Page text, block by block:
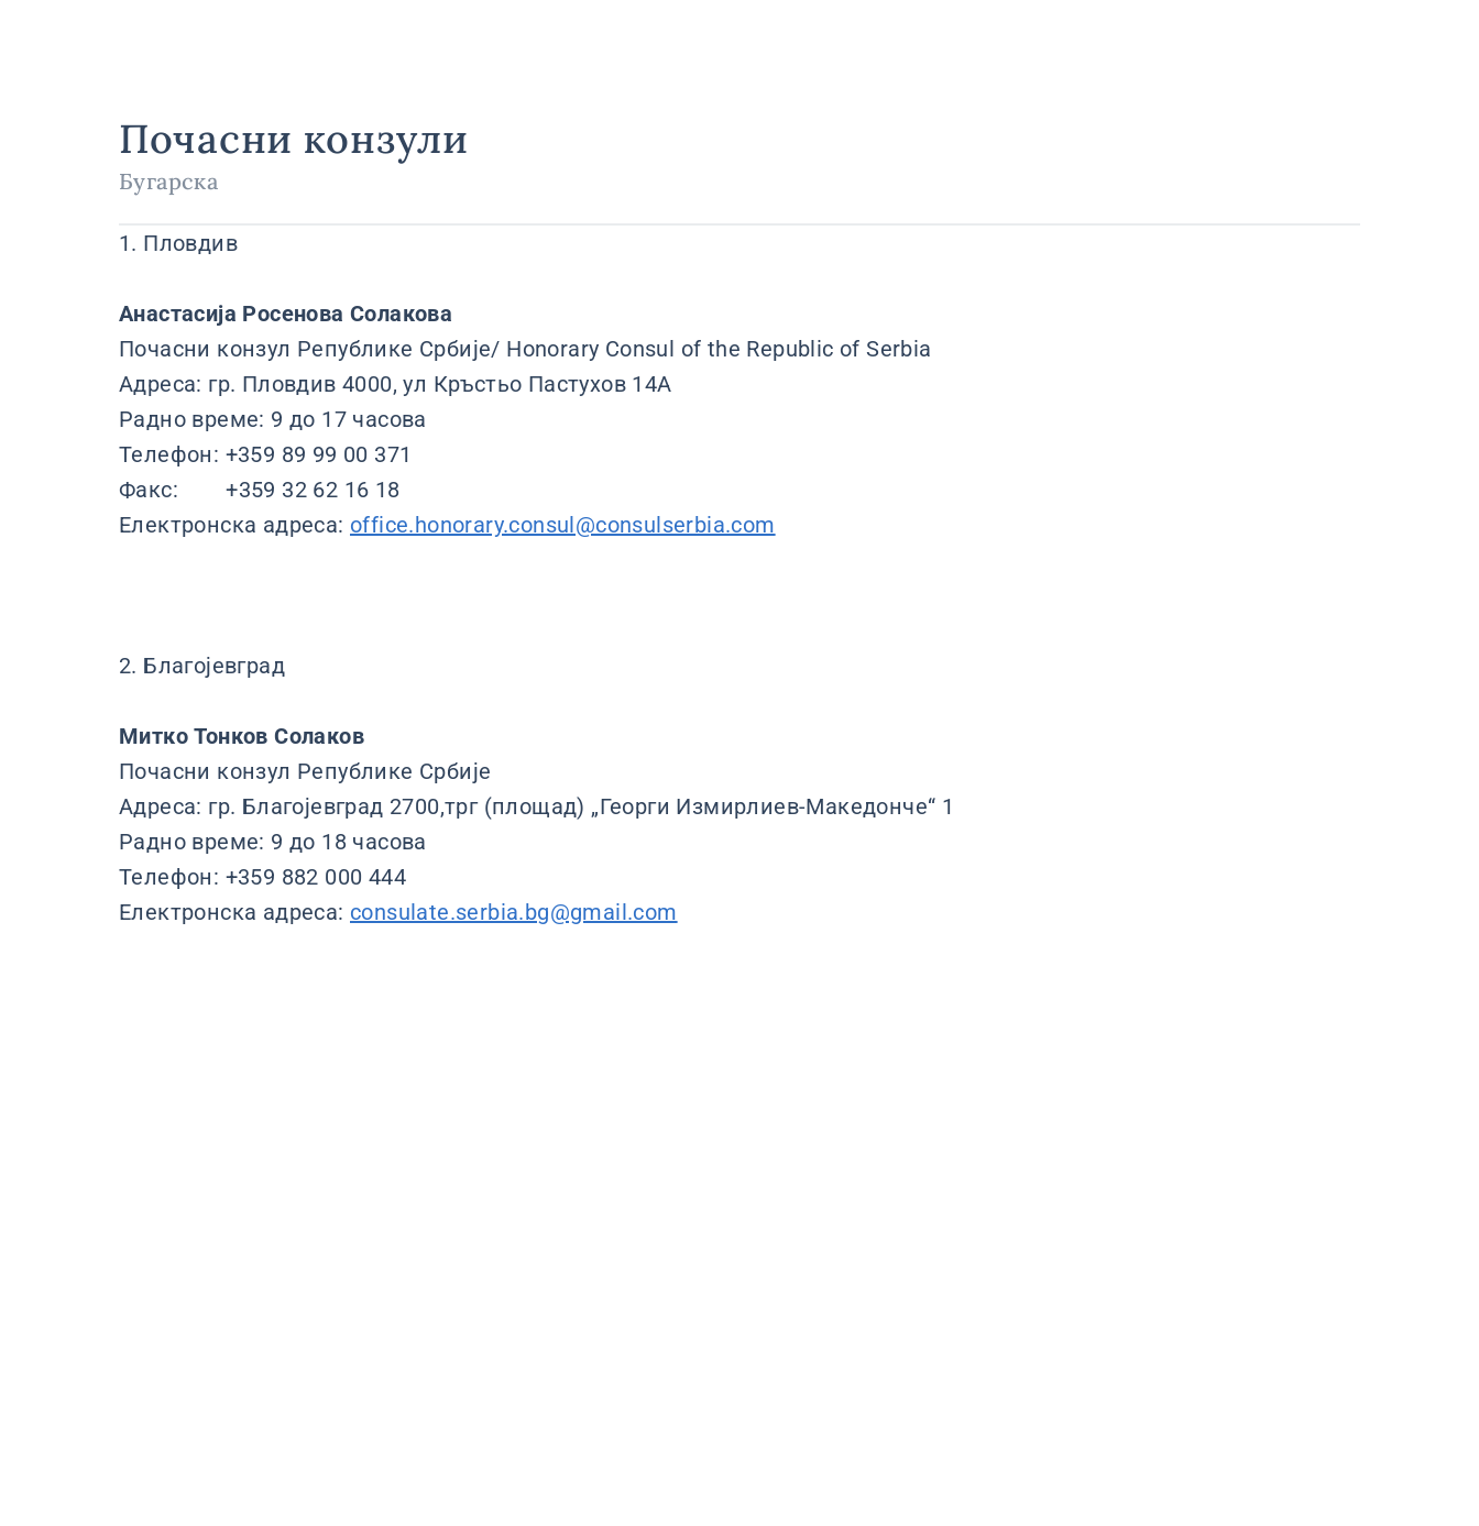
Почасни конзули
Бугарска
1. Пловдив
Анастасија Росенова Солакова
Почасни конзул Републике Србије/ Honorary Consul of the Republic of Serbia
Адреса: гр. Пловдив 4000, ул Кръстьо Пастухов 14А
Радно време: 9 до 17 часова
Teлефон: +359 89 99 00 371
Факс: +359 32 62 16 18
Електронска адреса: office.honorary.consul@consulserbia.com
2. Благојевград
Митко Тонков Солаков
Почасни конзул Републике Србије
Адреса: гр. Благојевград 2700,трг (площад) „Георги Измирлиев-Македонче“ 1
Радно време: 9 до 18 часова
Teлефон: +359 882 000 444
Електронска адреса: consulate.serbia.bg@gmail.com